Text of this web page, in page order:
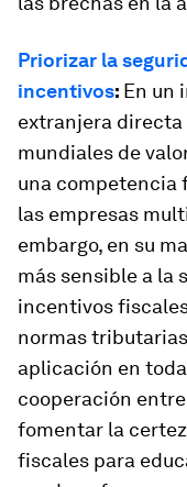
Priorizar la
incentivos: En un
extranjera directa
mundiales de
una competencia
las empresas
embargo, en su
más sensible a la
incentivos
normas
aplicación en
cooperación
fomentar la
fiscales para